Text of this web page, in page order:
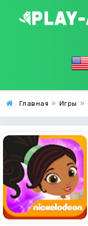
Главная » Игры »